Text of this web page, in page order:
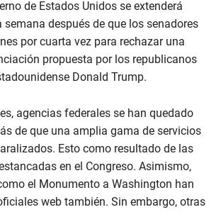
de Estados Unidos se extenderá
después de que los senadores
por cuarta vez para rechazar una
propuesta por los republicanos
Donald Trump.
agencias federales se han quedado
de que una amplia gama de servicios
Esto como resultado de las
en el Congreso. Asimismo,
el Monumento a Washington han
web también. Sin embargo, otras